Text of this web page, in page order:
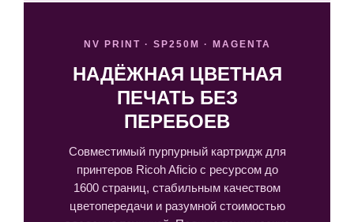
NV PRINT · SP250M · MAGENTA
НАДЁЖНАЯ ЦВЕТНАЯ
ПЕЧАТЬ БЕЗ
ПЕРЕБОЕВ
Совместимый пурпурный картридж для
принтеров Ricoh Aficio с ресурсом до
1600 страниц, стабильным качеством
цветопередачи и разумной стоимостью